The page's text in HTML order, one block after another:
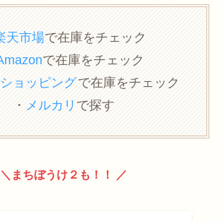
天市場で在庫をチェック
で在庫をチェック
ョッピングで在庫をチェック
・ メルカリ で探す
＼まちぼうけ２も！！ ／